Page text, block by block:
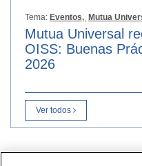
Tema: Eventos, Mutua
Mutua Universal
OISS: Buenas
2026
Ver todos